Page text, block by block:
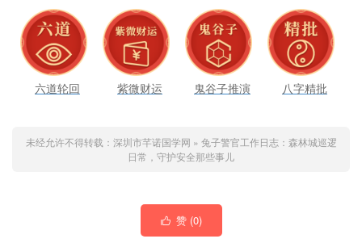
六道轮回 紫微财运 鬼谷子推演 八字精批
未经允许不得转载： 深圳市芊诺国学网 » 兔子警官工作日志：森林城巡逻
日常，守护安全那些事儿
 赞 (0)